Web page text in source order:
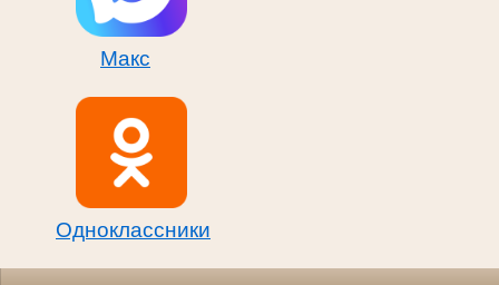
Макс
Одноклассники